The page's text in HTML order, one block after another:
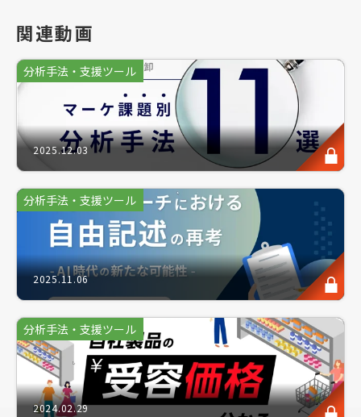
・集計・分析の業務を担当することがある
このような方にお勧めのセミナーです。
アンケート調査のデータを正しく読み解くために、避
けて通れない「集計作業」。通常は調査会社などプロ
の手による作業が望ましい一方で、依頼者自身も「分
析軸の設定」や「集計表の分析」などの集計仕様を理
解しておくことは、より価値あるデータを得るための
近道ともなります。
集計」です。各設問ごとの結果を一覧できる「GT集
計(単純集計)」に対し、クロス集計は分析の焦点とな
る項目を「分析軸」として設定の上、設問ごとのデー
タから洞察を得ることができます。男女差や年代差な
ど、複数の層が何を語っているのか、詳細な視点で解
関連動画
分析手法・支援ツール
2025.12.03
分析手法・支援ツール
2025.11.06
分析手法・支援ツール
2024.02.29